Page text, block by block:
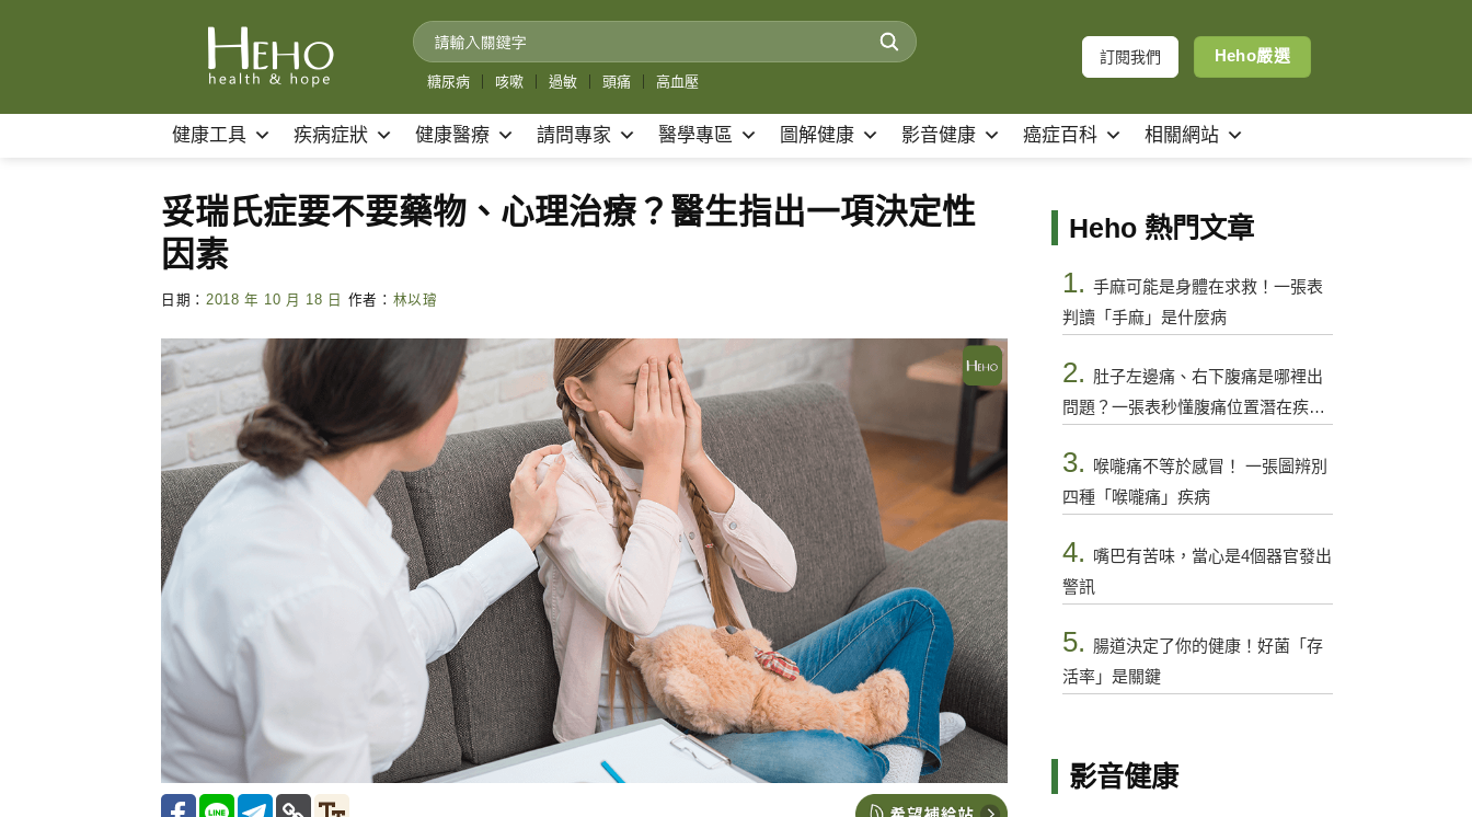
糖尿病 咳嗽 過敏 頭痛 高血壓
訂閱我們 Heho嚴選
健康工具 疾病症狀 健康醫療 請問專家 醫學專區 圖解健康 影音健康 癌症百科 相關網站
妥瑞氏症要不要藥物、心理治療？醫生指出一項決定性
因素
日期： 2018 年 10 月 18 日 作者： 林以璿
Heho 熱門文章
1. 手麻可能是身體在求救！一張表
判讀「手麻」是什麼病
2. 肚子左邊痛、右下腹痛是哪裡出
問題？一張表秒懂腹痛位置潛在疾病
3.
喉嚨痛不等於感冒！ 一張圖辨別
四種「喉嚨痛」疾病
4. 嘴巴有苦味，當心是4個器官發出
警訊
5. 腸道決定了你的健康！好菌「存
活率」是關鍵
影音健康